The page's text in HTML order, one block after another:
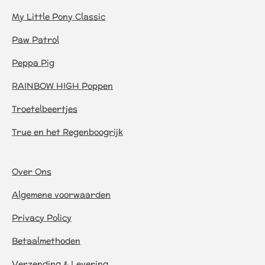
My Little Pony Classic
Paw Patrol
Peppa Pig
RAINBOW HIGH Poppen
Troetelbeertjes
True en het Regenboogrijk
Over Ons
Algemene voorwaarden
Privacy Policy
Betaalmethoden